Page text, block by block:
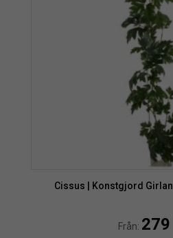
Cissus | Konstgjord
Från: 279